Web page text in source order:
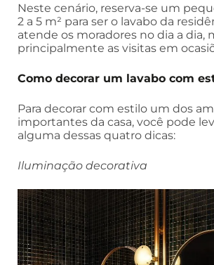
Neste cenário, reserva-se um
2 a 5 m² para ser o lavabo da
atende os moradores no dia a dia,
principalmente as visitas em
Como decorar um lavabo com
Para decorar com estilo um dos
importantes da casa, você pode
alguma dessas quatro dicas:
Iluminação decorativa